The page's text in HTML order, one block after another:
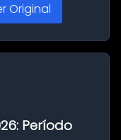
Original
Período